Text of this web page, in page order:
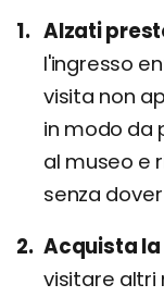
Alzati
l'ingresso
visita non
in modo da
al museo e
senza
Acquista
visitare altri